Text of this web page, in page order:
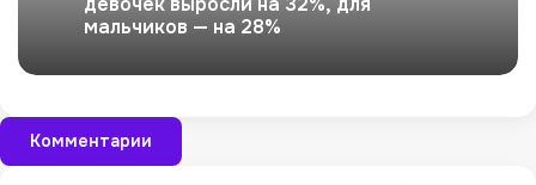
мальчиков — на 28%
Комментарии